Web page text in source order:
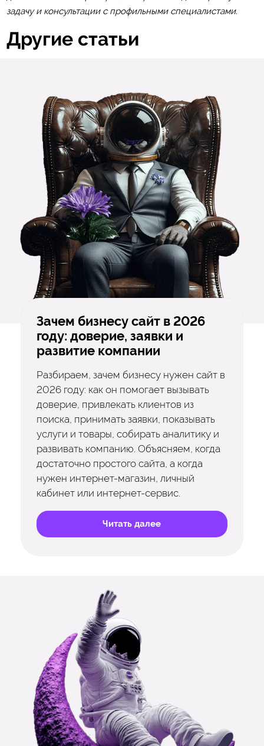
задачу и консультации с профильными специалистами.
Другие статьи
Зачем бизнесу сайт в 2026
году: доверие, заявки и
развитие компании
Разбираем, зачем бизнесу нужен сайт в
2026 году: как он помогает вызывать
доверие, привлекать клиентов из
поиска, принимать заявки, показывать
услуги и товары, собирать аналитику и
развивать компанию. Объясняем, когда
достаточно простого сайта, а когда
нужен интернет-магазин, личный
кабинет или интернет-сервис.
Читать далее